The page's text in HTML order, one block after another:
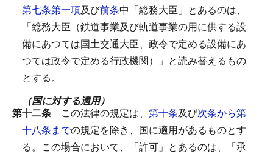
第七条第一項及び前条中「総務大臣」とあるのは、
「総務大臣（鉄道事業及び軌道事業の用に供する設
備にあつては国土交通大臣、政令で定める設備にあ
つては政令で定める行政機関）」と読み替えるもの
とする。
（国に対する適用）
第十二条 この法律の規定は、 第十条及び次条から第
十八条までの規定を除き、国に適用があるものとす
る。 この場合において、「許可」とあるのは、「承